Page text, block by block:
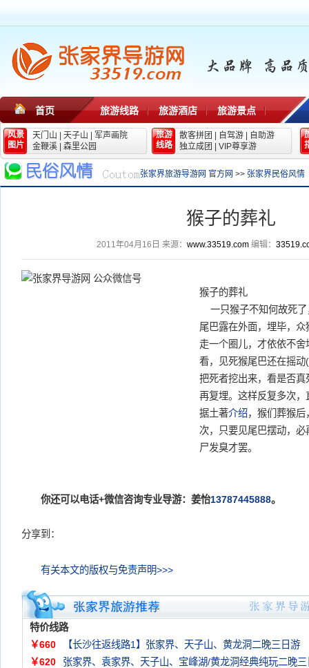
首页 旅游线路 旅游酒店 旅游景点
风景
图片
天门山 天子山
军声画院
金鞭溪
森里公园
旅游
线路
散客拼团 自驾游
自助游
独立成团
VIP尊享游
张家界旅游导游网 官方网 >> 张家界民俗风情
猴子的葬礼
2011年04月16日 来源： www.33519.com编辑：
猴子的葬礼
一只猴子不知何故死了
尾巴露在外面，埋毕，
走一个圈儿，才依依不
看，见死猴尾巴还在摇
把死者挖出来，看是否
再复埋。这样反复多次
据土著介绍，猴们葬猴
次，只要见尾巴摆动，
尸发臭才罢。
你还可以电话+微信咨询专业导游：姜怡13787445888。
分享到：
有关本文的版权与免责声明>>>
特价线路
￥660
【长沙往返线路1】张家界、天子山、黄龙洞二晚三日游
￥620
张家界、袁家界、天子山、宝峰湖/黄龙洞经典纯玩二晚三